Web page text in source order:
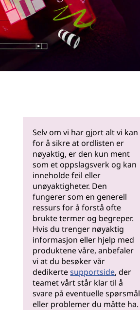
Selv om vi har gjort alt vi kan
for å sikre at ordlisten er
nøyaktig, er den kun ment
som et oppslagsverk og kan
inneholde feil eller
unøyaktigheter. Den
fungerer som en generell
ressurs for å forstå ofte
brukte termer og begreper.
Hvis du trenger nøyaktig
informasjon eller hjelp med
produktene våre, anbefaler
vi at du besøker vår
dedikertesupportside, der
teamet vårt står klar til å
svare på eventuelle spørsmål
eller problemer du måtte ha.